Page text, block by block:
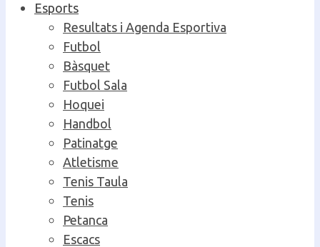
Esports
Resultats i Agenda Esportiva
Futbol
Bàsquet
Futbol Sala
Hoquei
Handbol
Patinatge
Atletisme
Tenis Taula
Tenis
Petanca
Escacs